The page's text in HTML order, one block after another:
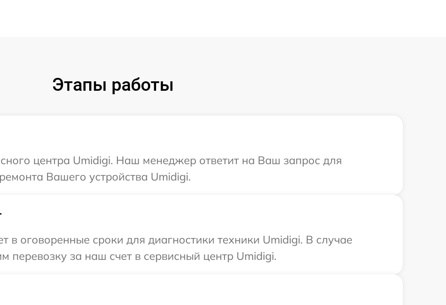
Этапы работы
центра Umidigi. Наш менеджер ответит на Ваш запрос для
Вашего устройства Umidigi.
в оговоренные сроки для диагностики техники Umidigi. В случае
перевозку за наш счет в сервисный центр Umidigi.